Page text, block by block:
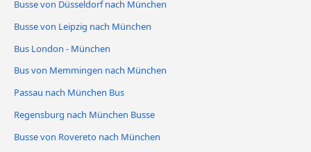
Busse von Düsseldorf nach München
Busse von Leipzig nach München
Bus London - München
Bus von Memmingen nach München
Passau nach München Bus
Regensburg nach München Busse
Busse von Rovereto nach München